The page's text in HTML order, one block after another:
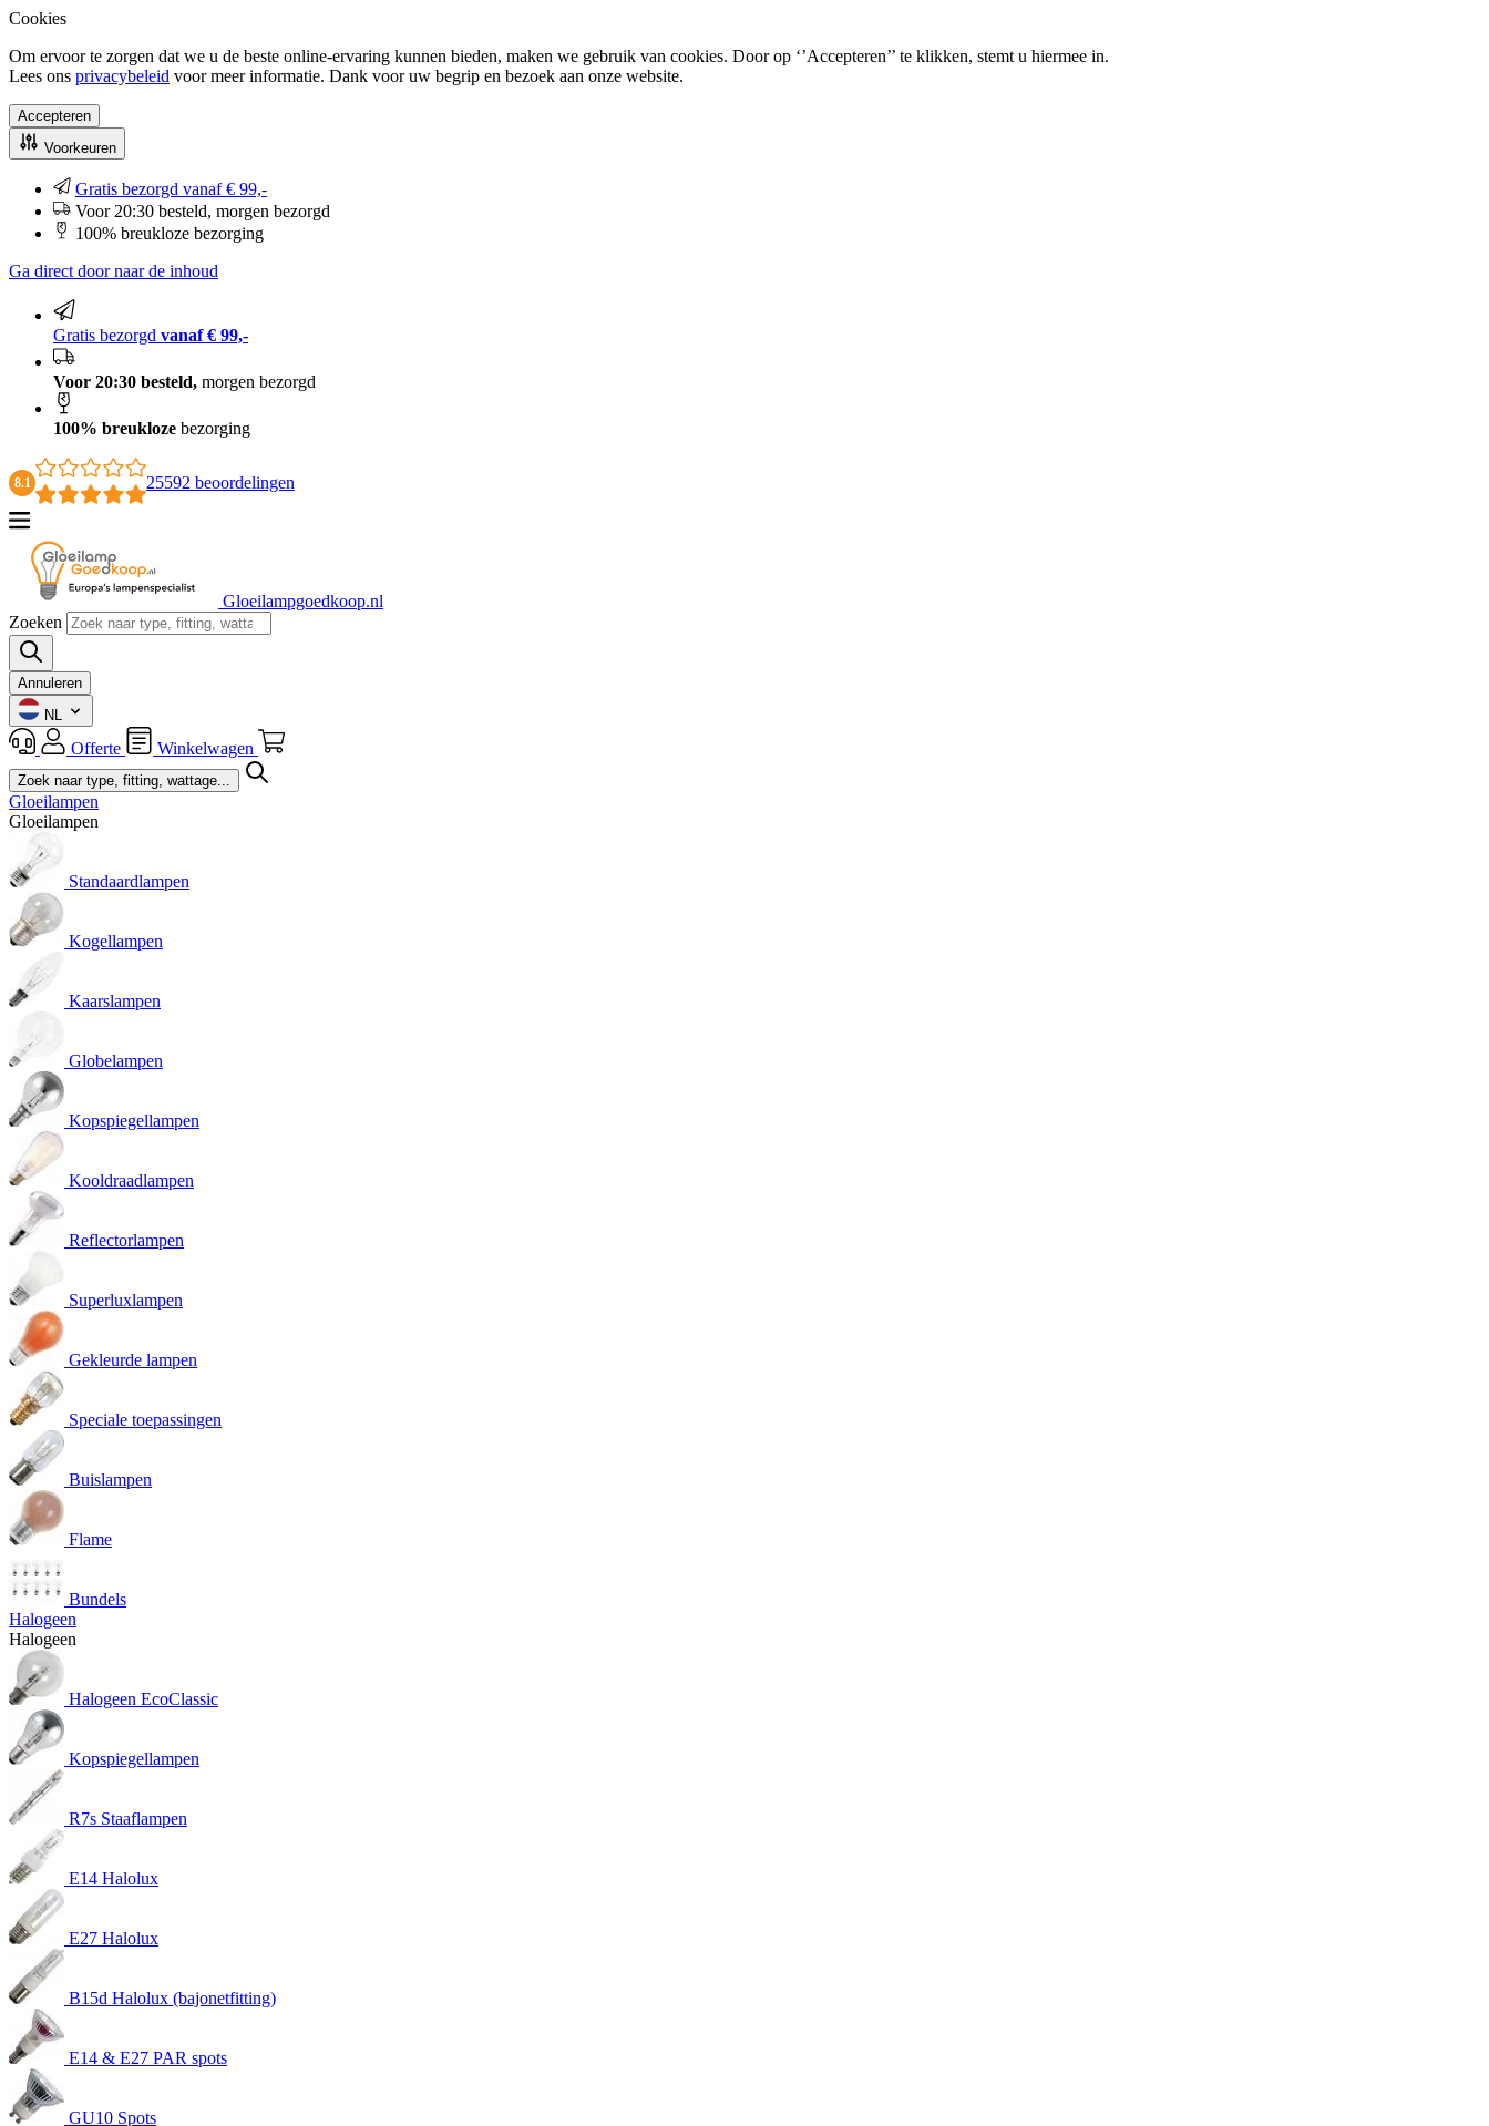
Cookies
Om ervoor te zorgen dat we u de beste online-ervaring kunnen bieden, maken we gebruik van cookies. Door op ‘’Accepteren’’ te klikken, stemt u hiermee in.
Lees ons privacybeleid voor meer informatie. Dank voor uw begrip en bezoek aan onze website.
Accepteren
Voorkeuren
Gratis bezorgd vanaf € 99,-
Voor 20:30 besteld, morgen bezorgd
100% breukloze bezorging
Ga direct door naar de inhoud
Gratis bezorgd vanaf € 99,-
Voor 20:30 besteld, morgen bezorgd
100% breukloze bezorging
8.1 25592 beoordelingen
Gloeilampgoedkoop.nl
Zoeken
Annuleren
NL
Offerte Winkelwagen
Gloeilampen
Gloeilampen
Standaardlampen
Kogellampen
Kaarslampen
Globelampen
Kopspiegellampen
Kooldraadlampen
Reflectorlampen
Superluxlampen
Gekleurde lampen
Speciale toepassingen
Buislampen
Flame
Bundels
Halogeen
Halogeen
Halogeen EcoClassic
Kopspiegellampen
R7s Staaflampen
E14 Halolux
E27 Halolux
B15d Halolux (bajonetfitting)
E14 & E27 PAR spots
GU10 Spots